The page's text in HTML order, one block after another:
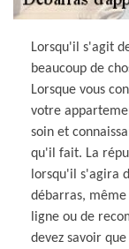
Lorsqu'il s'agit
beaucoup de
Lorsque vous
votre
soin et
qu'il fait. La
lorsqu'il s'agira
débarras,
ligne ou de
devez savoir